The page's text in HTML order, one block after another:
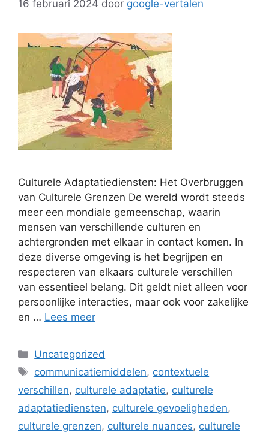
16 februari 2024 door google-vertalen
Culturele Adaptatiediensten: Het Overbruggen
van Culturele Grenzen De wereld wordt steeds
meer een mondiale gemeenschap, waarin
mensen van verschillende culturen en
achtergronden met elkaar in contact komen. In
deze diverse omgeving is het begrijpen en
respecteren van elkaars culturele verschillen
van essentieel belang. Dit geldt niet alleen voor
persoonlijke interacties, maar ook voor zakelijke
en … Lees meer
Categorieën
Uncategorized
Tags
communicatiemiddelen, contextuele
verschillen, culturele adaptatie, culturele
adaptatiediensten, culturele gevoeligheden,
culturele grenzen, culturele nuances, culturele